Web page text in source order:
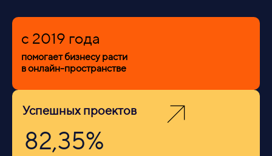
c 2019 года
помогает бизнесу расти
в онлайн-пространстве
82,35%
Успешных проектов